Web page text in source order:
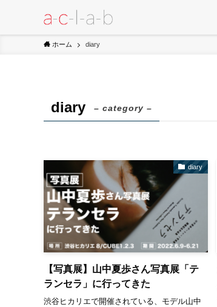
ホーム diary
diary – category –
diary
【写真展】山中夏歩さん写真展「テ
ランセラ」に行ってきた
渋谷ヒカリエで開催されている、モデル山中